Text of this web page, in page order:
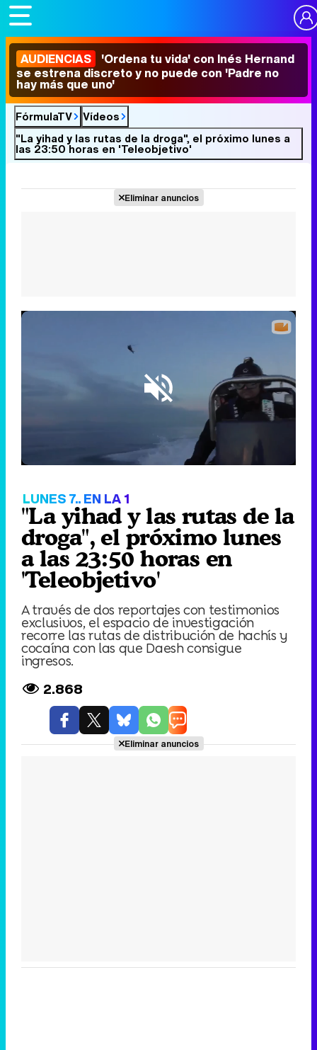
AUDIENCIAS 'Ordena tu vida' con Inés Hernand
se estrena discreto y no puede con 'Padre no
hay más que uno'
FórmulaTV
Vídeos
"La yihad y las rutas de la droga", el próximo lunes a
las 23:50 horas en 'Teleobjetivo'
Eliminar anuncios
/
LUNES 7.. EN LA 1
"La yihad y las rutas de la
droga", el próximo lunes
a las 23:50 horas en
'Teleobjetivo'
A través de dos reportajes con testimonios
exclusivos, el espacio de investigación
recorre las rutas de distribución de hachís y
cocaína con las que Daesh consigue
ingresos.
2.868
Eliminar anuncios